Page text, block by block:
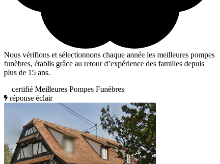
Nous vérifions et sélectionnons chaque année les meilleures pompes
funèbres, établis grâce au retour d’expérience des familles depuis
plus de 15 ans.
certifié Meilleures Pompes Funèbres
réponse éclair